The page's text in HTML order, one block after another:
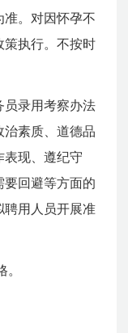
准。对因怀孕不
策执行。不按时
员录用考察办法
治素质、道德品
表现、遵纪守
要回避等方面的
聘用人员开展准